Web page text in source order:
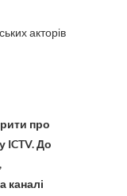
акторів
про
ICTV. До
каналі